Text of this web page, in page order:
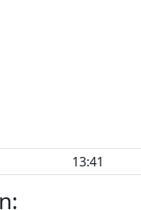
13:41